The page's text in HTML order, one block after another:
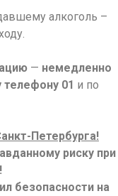
алкоголь –
— немедленно
телефону 01 и по
Петербурга!
риску при
безопасности на